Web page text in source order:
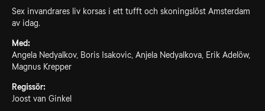
Sex invandrares liv korsas i ett tufft och skoningslöst Amsterdam
av idag.
Med:
Angela Nedyalkov, Boris Isakovic, Anjela Nedyalkova, Erik Adelöw,
Magnus Krepper
Regissör:
Joost van Ginkel